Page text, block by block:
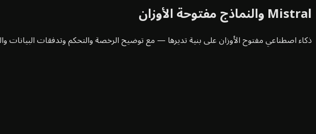
Mistral والنماذج مفتوحة الأوزان
ذكاء اصطناعي مفتوح الأوزان على بنية تديرها — مع توضيح الرخصة والتحكم وتدفقات البيانات